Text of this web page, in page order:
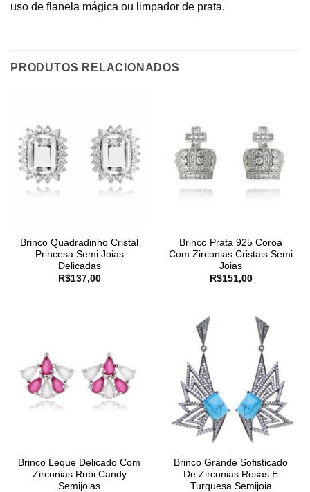
uso de flanela mágica ou limpador de prata.
PRODUTOS RELACIONADOS
Brinco Quadradinho Cristal
Princesa Semi Joias
Delicadas
R$137,00
Brinco Prata 925 Coroa
Com Zirconias Cristais Semi
Joias
R$151,00
Brinco Leque Delicado Com
Zirconias Rubi Candy
Semijoias
Brinco Grande Sofisticado
De Zirconias Rosas E
Turquesa Semijoia